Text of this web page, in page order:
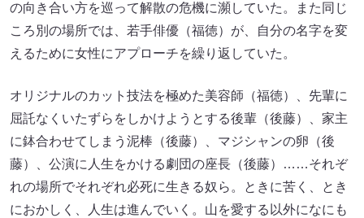
の向き合い方を巡って解散の危機に瀕していた。また同じ
ころ別の場所では、若手俳優（福徳）が、自分の名字を変
えるために女性にアプローチを繰り返していた。
オリジナルのカット技法を極めた美容師（福徳）、先輩に
屈託なくいたずらをしかけようとする後輩（後藤）、家主
に鉢合わせてしまう泥棒（後藤）、マジシャンの卵（後
藤）、公演に人生をかける劇団の座長（後藤）……それぞ
れの場所でそれぞれ必死に生きる奴ら。ときに苦く、とき
におかしく、人生は進んでいく。山を愛する以外になにも